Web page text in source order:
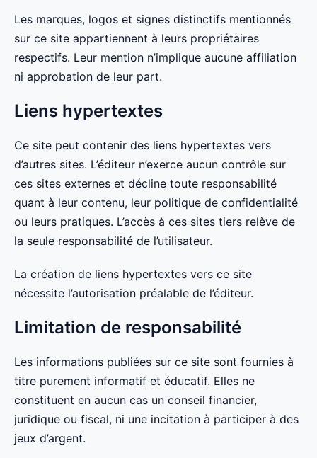
Les marques, logos et signes distinctifs mentionnés
sur ce site appartiennent à leurs propriétaires
respectifs. Leur mention n’implique aucune affiliation
ni approbation de leur part.
Liens hypertextes
Ce site peut contenir des liens hypertextes vers
d’autres sites. L’éditeur n’exerce aucun contrôle sur
ces sites externes et décline toute responsabilité
quant à leur contenu, leur politique de confidentialité
ou leurs pratiques. L’accès à ces sites tiers relève de
la seule responsabilité de l’utilisateur.
La création de liens hypertextes vers ce site
nécessite l’autorisation préalable de l’éditeur.
Limitation de responsabilité
Les informations publiées sur ce site sont fournies à
titre purement informatif et éducatif. Elles ne
constituent en aucun cas un conseil financier,
juridique ou fiscal, ni une incitation à participer à des
jeux d’argent.